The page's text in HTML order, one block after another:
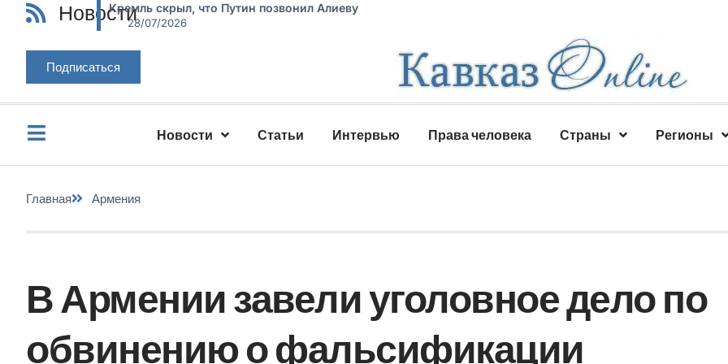
НовостиКремль скрыл, что Путин позвонил Алиеву
28/07/2026
Подписаться
Новости Статьи Интервью Права человека Страны Регионы
Главная Армения
В Армении завели уголовное дело по
обвинению о фальсификации